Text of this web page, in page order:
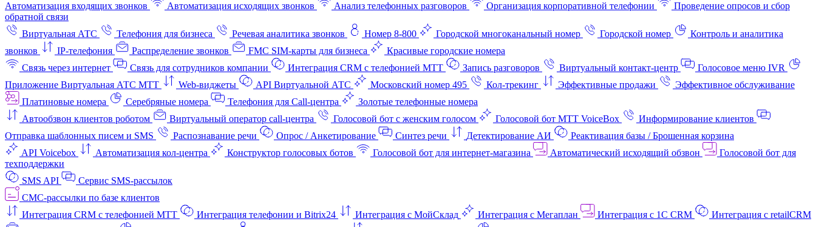
Автоматизация входящих звонков
Автоматизация исходящих звонков Анализ телефонных разговоров Организация корпоративной телефонии
Проведение опросов и сбор
обратной связи
Виртуальная АТС
Телефония для бизнеса Речевая аналитика звонков Номер 8-800 Городской многоканальный номер Городской номер
Контроль и аналитика
звонков
IP-телефония Распределение звонков FMC SIM-карты для бизнеса
Красивые городские номера
Связь через интернет
Связь для сотрудников компании Интеграция CRM с телефонией МТТ Запись разговоров Виртуальный контакт‑центр
Голосовое меню IVR
Приложение Виртуальная АТС МТТ
Web-виджеты API Виртуальной АТС Московский номер 495 Кол-трекинг Эффективные продажи
Эффективное обслуживание
Платиновые номера
Серебряные номера Телефония для Call-центра
Золотые телефонные номера
Автообзвон клиентов роботом
Виртуальный оператор call-центра Голосовой бот с женским голосом Голосовой бот МТТ VoiceBox
Информирование клиентов
Отправка шаблонных писем и SMS
Распознавание речи Опрос / Анкетирование Синтез речи Детектирование АИ
Реактивация базы / Брошенная корзина
API Voicebox
Автоматизация кол‑центра Конструктор голосовых ботов Голосовой бот для интернет‑магазина Автоматический исходящий обзвон
Голосовой бот для
техподдержки
SMS API
Сервис SMS-рассылок
СМС-рассылки по базе клиентов
Интеграция CRM с телефонией МТТ
Интеграция телефонии и Bitrix24 Интеграция с МойСклад Интеграция с Мегаплан Интеграция с 1C CRM
Интеграция с retailCRM